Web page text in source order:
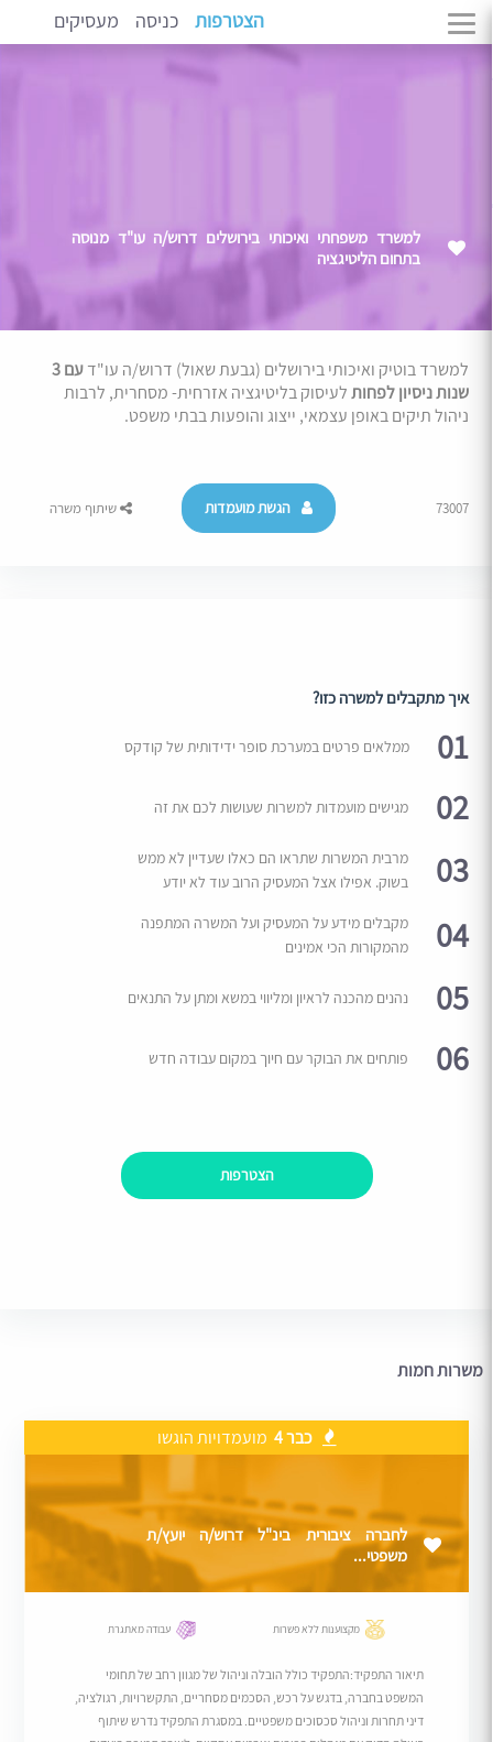
הצטרפות כניסה מעסיקים
למשרד משפחתי ואיכותי בירושלים דרוש/ה עו"ד מנוסה
בתחום הליטיגציה
למשרד בוטיק ואיכותי בירושלים (גבעת שאול) דרוש/ה עו"ד
עם 3
שנות ניסיון לפחותלעיסוק בליטיגציה אזרחית- מסחרית, לרבות
ניהול תיקים באופן עצמאי, ייצוג והופעות בבתי משפט.
73007 הגשת מועמדות שיתוף משרה
איך מתקבלים למשרה כזו?
01 ממלאים פרטים במערכת סופר ידידותית של קודקס
02 מגישים מועמדות למשרות שעושות לכם את זה
03
מרבית המשרות שתראו הם כאלו שעדיין לא ממש
בשוק. אפילו אצל המעסיק הרוב עוד לא יודע
04
מקבלים מידע על המעסיק ועל המשרה המתפנה
מהמקורות הכי אמינים
05 נהנים מהכנה לראיון ומליווי במשא ומתן על התנאים
06 פותחים את הבוקר עם חיוך במקום עבודה חדש
הצטרפות
משרות חמות
כבר 4 מועמדויות הוגשו
לחברה ציבורית בינ"ל דרוש/ה יועץ/ת
משפטי...
מקצוענות ללא פשרות עבודה מאתגרת
תיאור התפקיד:התפקיד כולל הובלה וניהול של מגוון רחב של תחומי
המשפט בחברה, בדגש על רכש, הסכמים מסחריים, התקשרויות, רגולציה,
דיני תחרות וניהול סכסוכים משפטיים. במסגרת התפקיד נדרש שיתוף